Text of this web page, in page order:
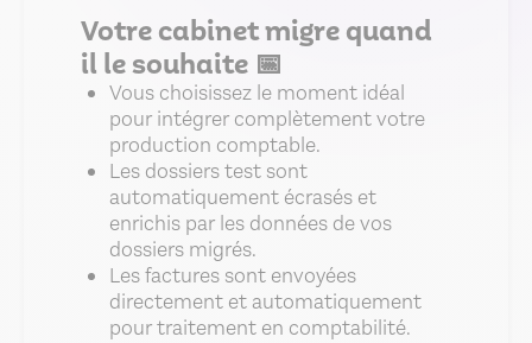
Votre cabinet migre quand
il le souhaite 📅
Vous choisissez le moment idéal
pour intégrer complètement votre
production comptable.
Les dossiers test sont
automatiquement écrasés et
enrichis par les données de vos
dossiers migrés.
Les factures sont envoyées
directement et automatiquement
pour traitement en comptabilité.